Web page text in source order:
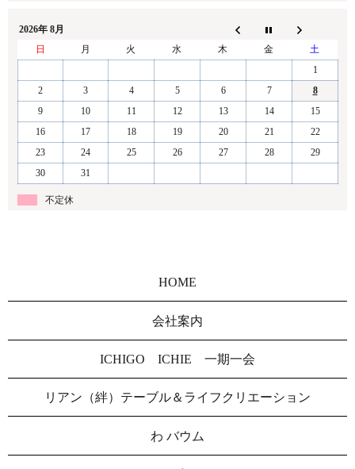
2026年 8月
日
月 火 水 木 金
土
1
2
3 4 5 6 7
8
9
10 11 12 13 14
15
16
17 18 19 20 21
22
23
24 25 26 27 28
29
30
31
不定休
HOME
会社案内
ICHIGO ICHIE 一期一会
リアン（絆）テーブル＆ライフクリエーション
わ バウム